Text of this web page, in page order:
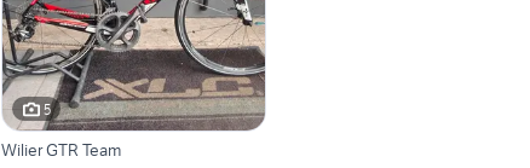
5
Wilier GTR Team